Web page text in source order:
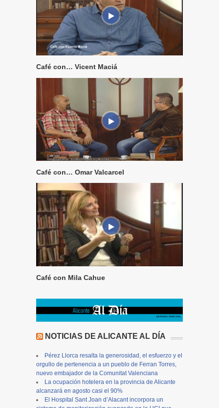
Café con… Vicent Maciá
Café con… Omar Valcarcel
Café con Mila Cahue
NOTICIAS DE ALICANTE AL DÍA
Pérez Llorca resalta la generosidad, el esfuerzo y el
orgullo de pertenencia a un pueblo de Ferran Torres,
nuevo embajador de la Comunitat Valenciana
La ocupación hotelera en la provincia de Alicante
alcanzará en agosto casi el 90%
El Hospital Sant Joan d’Alacant incorpora un